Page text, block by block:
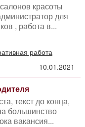
красоты
для
, работа в...
работа
10.01.2021
текст до конца,
большинство
вакансия...